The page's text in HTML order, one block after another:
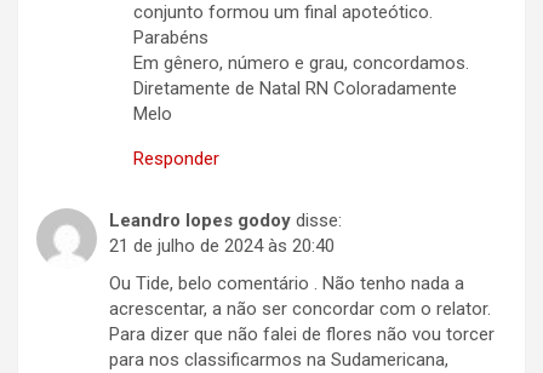
conjunto formou um final apoteótico.
Parabéns
Em gênero, número e grau, concordamos.
Diretamente de Natal RN Coloradamente
Melo
Responder
Leandro lopes godoy disse:
21 de julho de 2024 às 20:40
Ou Tide, belo comentário . Não tenho nada a
acrescentar, a não ser concordar com o relator.
Para dizer que não falei de flores não vou torcer
para nos classificarmos na Sudamericana,